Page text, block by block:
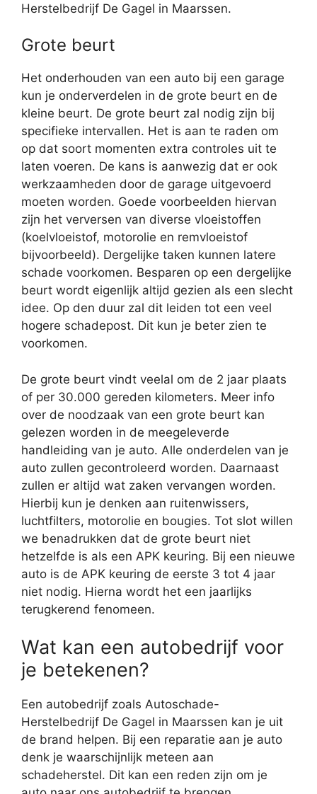
Herstelbedrijf De Gagel in Maarssen.
Grote beurt
Het onderhouden van een auto bij een garage
kun je onderverdelen in de grote beurt en de
kleine beurt. De grote beurt zal nodig zijn bij
specifieke intervallen. Het is aan te raden om
op dat soort momenten extra controles uit te
laten voeren. De kans is aanwezig dat er ook
werkzaamheden door de garage uitgevoerd
moeten worden. Goede voorbeelden hiervan
zijn het verversen van diverse vloeistoffen
(koelvloeistof, motorolie en remvloeistof
bijvoorbeeld). Dergelijke taken kunnen latere
schade voorkomen. Besparen op een dergelijke
beurt wordt eigenlijk altijd gezien als een slecht
idee. Op den duur zal dit leiden tot een veel
hogere schadepost. Dit kun je beter zien te
voorkomen.
De grote beurt vindt veelal om de 2 jaar plaats
of per 30.000 gereden kilometers. Meer info
over de noodzaak van een grote beurt kan
gelezen worden in de meegeleverde
handleiding van je auto. Alle onderdelen van je
auto zullen gecontroleerd worden. Daarnaast
zullen er altijd wat zaken vervangen worden.
Hierbij kun je denken aan ruitenwissers,
luchtfilters, motorolie en bougies. Tot slot willen
we benadrukken dat de grote beurt niet
hetzelfde is als een APK keuring. Bij een nieuwe
auto is de APK keuring de eerste 3 tot 4 jaar
niet nodig. Hierna wordt het een jaarlijks
terugkerend fenomeen.
Wat kan een autobedrijf voor
je betekenen?
Een autobedrijf zoals Autoschade-
Herstelbedrijf De Gagel in Maarssen kan je uit
de brand helpen. Bij een reparatie aan je auto
denk je waarschijnlijk meteen aan
schadeherstel. Dit kan een reden zijn om je